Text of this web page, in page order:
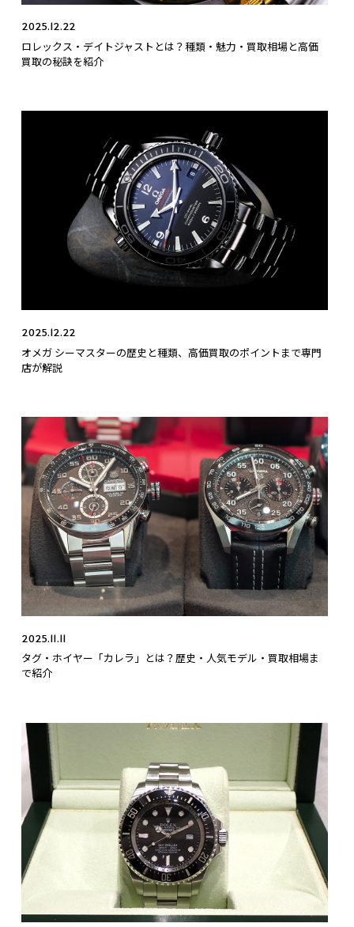
2025.12.22
ロレックス・デイトジャストとは？種類・魅力・買取相場と高価
買取の秘訣を紹介
2025.12.22
オメガ シーマスターの歴史と種類、高価買取のポイントまで専門
店が解説
2025.11.11
タグ・ホイヤー「カレラ」とは？歴史・人気モデル・買取相場ま
で紹介